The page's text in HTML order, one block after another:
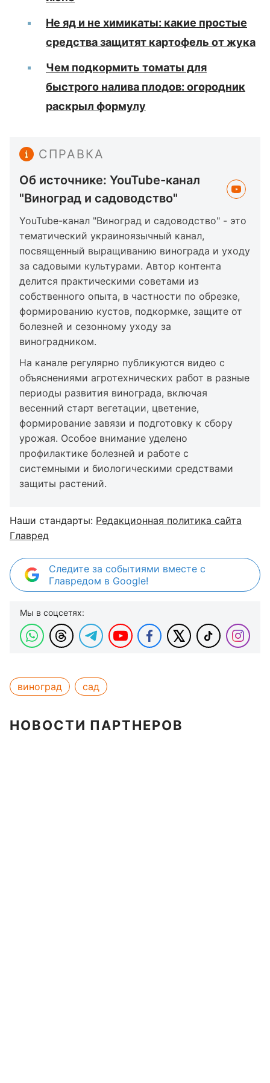
Не яд и не химикаты: какие простые
средства защитят картофель от жука
Чем подкормить томаты для
быстрого налива плодов: огородник
раскрыл формулу
СПРАВКА
Об источнике: YouTube-канал
"Виноград и садоводство"
YouTube-канал "Виноград и садоводство" - это
тематический украиноязычный канал,
посвященный выращиванию винограда и уходу
за садовыми культурами. Автор контента
делится практическими советами из
собственного опыта, в частности по обрезке,
формированию кустов, подкормке, защите от
болезней и сезонному уходу за
виноградником.
На канале регулярно публикуются видео с
объяснениями агротехнических работ в разные
периоды развития винограда, включая
весенний старт вегетации, цветение,
формирование завязи и подготовку к сбору
урожая. Особое внимание уделено
профилактике болезней и работе с
системными и биологическими средствами
защиты растений.
Наши стандарты: Редакционная политика сайта
Главред
Следите за событиями вместе с
Главредом в Google!
Мы в соцсетях:
виноград сад
НОВОСТИ ПАРТНЕРОВ